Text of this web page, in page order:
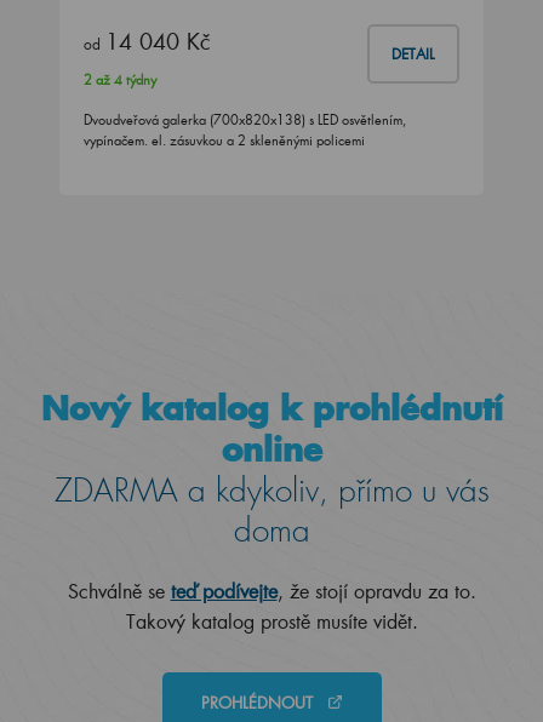
od 14 040 Kč DETAIL
2 až 4 týdny
Dvoudveřová galerka (700x820x138) s LED osvětlením,
vypínačem. el. zásuvkou a 2 skleněnými policemi
Nový katalog k prohlédnutí
online
ZDARMA a kdykoliv, přímo u vás
doma
Schválně se teď podívejte, že stojí opravdu za to.
Takový katalog prostě musíte vidět.
PROHLÉDNOUT